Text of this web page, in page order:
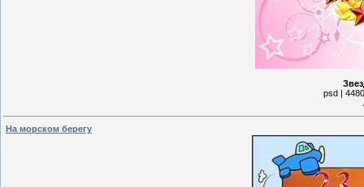
psd |
На морском берегу